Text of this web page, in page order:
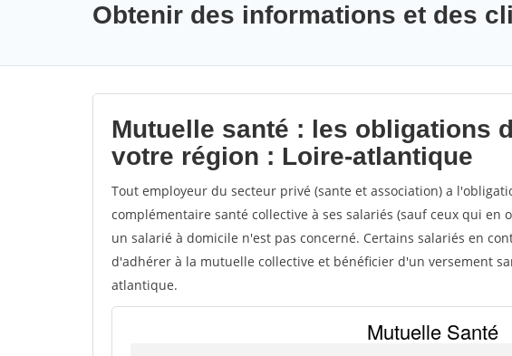
Obtenir des informations et des
Mutuelle santé : les obligations
votre région : Loire-atlantique
Tout employeur du secteur privé (sante et association) a
complémentaire santé collective à ses salariés (sauf ceux qui
un salarié à domicile n'est pas concerné. Certains salariés en
d'adhérer à la mutuelle collective et bénéficier d'un versement
atlantique.